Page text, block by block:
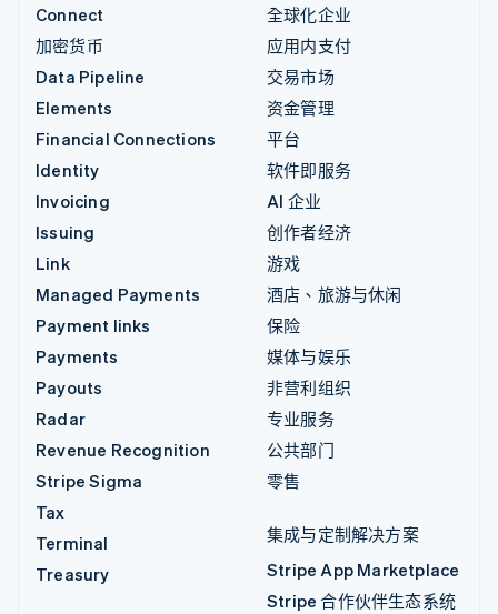
Connect
加密货币
Data Pipeline
Elements
Financial Connections
Identity
Invoicing
Issuing
Link
Managed Payments
Payment links
Payments
Payouts
Radar
Revenue Recognition
Stripe Sigma
Tax
Terminal
Treasury
全球化企业
应用内支付
交易市场
资金管理
平台
软件即服务
AI 企业
创作者经济
游戏
酒店、旅游与休闲
保险
媒体与娱乐
非营利组织
专业服务
公共部门
零售
集成与定制解决方案
Stripe App Marketplace
Stripe 合作伙伴生态系统